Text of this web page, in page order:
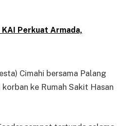
KAI Perkuat Armada,
Cimahi bersama Palang
ke Rumah Sakit Hasan